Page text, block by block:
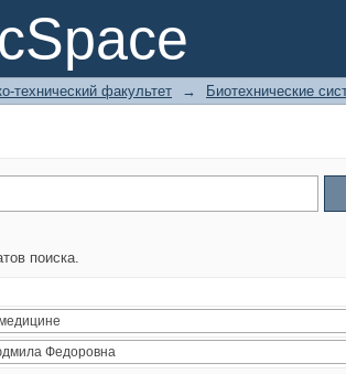
технический факультет → Биотехнические
поиска.